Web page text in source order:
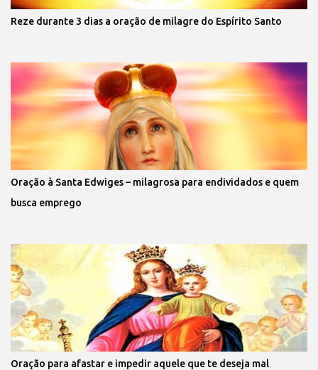
Reze durante 3 dias a oração de milagre do Espírito Santo
Oração à Santa Edwiges – milagrosa para endividados e quem
busca emprego
Oração para afastar e impedir aquele que te deseja mal